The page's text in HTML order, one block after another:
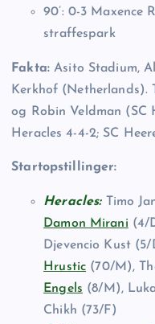
90’: 0-3 Maxence
straffespark
Fakta:Asito Stadium,
Kerkhof (Netherlands).
og Robin Veldman (SC
Heracles 4-4-2; SC
Startopstillinger:
Heracles:Timo
Damon Mirani (4/
Djevencio Kust
Hrustic (70/M),
Engels (8/M),
Chikh (73/F)